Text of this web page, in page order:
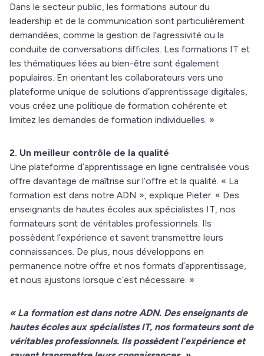
Dans le secteur public, les formations autour du
leadership et de la communication sont particulièrement
demandées, comme la gestion de l’agressivité ou la
conduite de conversations difficiles. Les formations IT et
les thématiques liées au bien-être sont également
populaires. En orientant les collaborateurs vers une
plateforme unique de solutions d’apprentissage digitales,
vous créez une politique de formation cohérente et
limitez les demandes de formation individuelles. »
2. Un meilleur contrôle de la qualité
Une plateforme d’apprentissage en ligne centralisée vous
offre davantage de maîtrise sur l’offre et la qualité. « La
formation est dans notre ADN », explique Pieter. « Des
enseignants de hautes écoles aux spécialistes IT, nos
formateurs sont de véritables professionnels. Ils
possèdent l’expérience et savent transmettre leurs
connaissances. De plus, nous développons en
permanence notre offre et nos formats d’apprentissage,
et nous ajustons lorsque c’est nécessaire. »
« La formation est dans notre ADN. Des enseignants de
hautes écoles aux spécialistes IT, nos formateurs sont de
véritables professionnels. Ils possèdent l’expérience et